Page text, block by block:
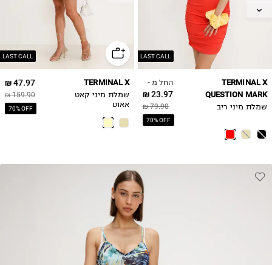
LAST CALL
L
החל מ -
23.97 ₪
79.90 ₪
70% OFF
TERMINAL X
QUESTION MARK
שמלת מיני ריב
LAST CALL
47.97 ₪
159.90 ₪
70% OFF
TERMINAL X
שמלת מיני קאט
אאוט